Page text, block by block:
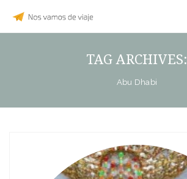
TAG ARCHIVES:
Abu Dhabi